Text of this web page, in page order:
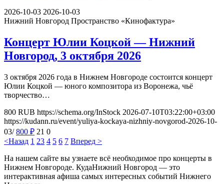
2026-10-03 2026-10-03
Нижний Новгород Пространство «Кинофактура»
Концерт Юлии Коцкой — Нижний
Новгород, 3 октября 2026
3 октября 2026 года в Нижнем Новгороде состоится концерт
Юлии Коцкой — юного композитора из Воронежа, чьё
творчество…
800 RUB https://schema.org/InStock 2026-07-10T03:22:00+03:00
https://kudann.ru/event/yuliya-kockaya-nizhniy-novgorod-2026-10-
03/ 800 ₽ 21 0
<Назад 1 23 4 5 6 7 Вперед >
На нашем сайте вы узнаете всё необходимое про концерты в
Нижнем Новгороде. КудаНижний Новгород — это
интерактивная афиша самых интересных событий Нижнего